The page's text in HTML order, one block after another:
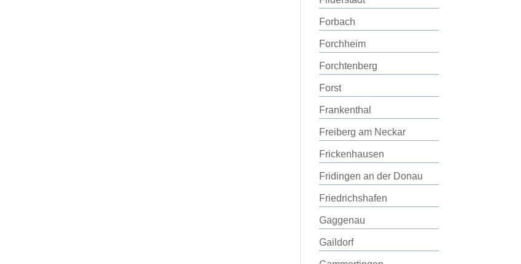
Forbach
Forchheim
Forchtenberg
Forst
Frankenthal
Freiberg am Neckar
Frickenhausen
Fridingen an der Donau
Friedrichshafen
Gaggenau
Gaildorf